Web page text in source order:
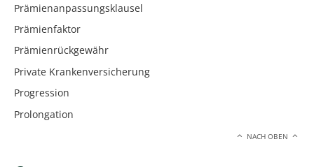
Prämienanpassungsklausel
Prämienfaktor
Prämienrückgewähr
Private Krankenversicherung
Progression
Prolongation
NACH OBEN